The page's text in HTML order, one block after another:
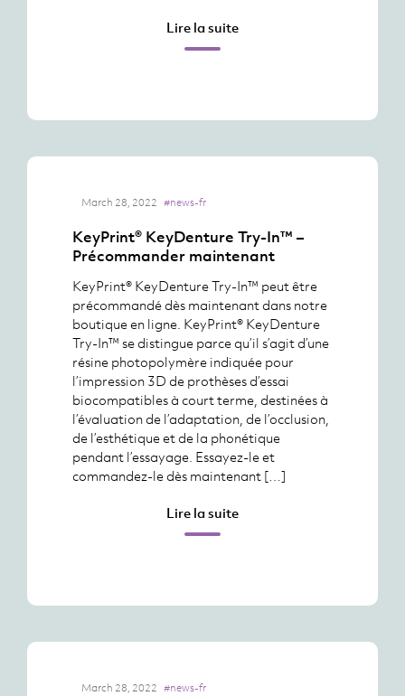
Lire la suite
March 28, 2022 #news-fr
KeyPrint® KeyDenture Try-In™ –
Précommander maintenant
KeyPrint® KeyDenture Try-In™ peut être
précommandé dès maintenant dans notre
boutique en ligne. KeyPrint® KeyDenture
Try-In™ se distingue parce qu’il s’agit d’une
résine photopolymère indiquée pour
l’impression 3D de prothèses d’essai
biocompatibles à court terme, destinées à
l’évaluation de l’adaptation, de l’occlusion,
de l’esthétique et de la phonétique
pendant l’essayage. Essayez-le et
commandez-le dès maintenant […]
Lire la suite
March 28, 2022 #news-fr